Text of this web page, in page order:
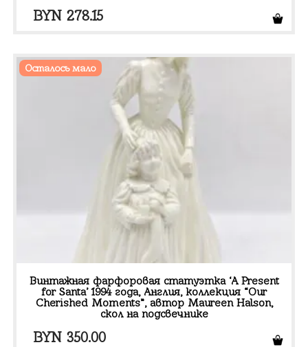
BYN 278.15
Осталось мало
Винтажная фарфоровая статуэтка ‘A Present
for Santa’ 1994 года, Англия, коллекция “Our
Cherished Moments”, автор Maureen Halson,
скол на подсвечнике
BYN 350.00